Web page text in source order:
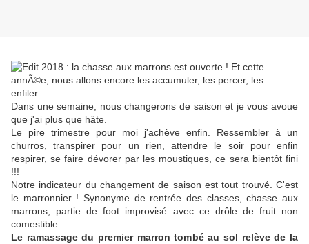
Dans une semaine, nous changerons de saison et je vous avoue
que j'ai plus que hâte.
Le pire trimestre pour moi j'achève enfin. Ressembler à un
churros, transpirer pour un rien, attendre le soir pour enfin
respirer, se faire dévorer par les moustiques, ce sera bientôt fini
!!!
Notre indicateur du changement de saison est tout trouvé. C'est
le marronnier ! Synonyme de rentrée des classes, chasse aux
marrons, partie de foot improvisé avec ce drôle de fruit non
comestible.
Le ramassage du premier marron tombé au sol relève de la